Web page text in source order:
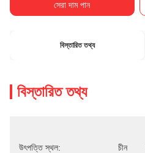
সেরা দাম পান
বিস্তারিত তথ্য
বিস্তারিত তথ্য
উৎপত্তি স্থল: চীন